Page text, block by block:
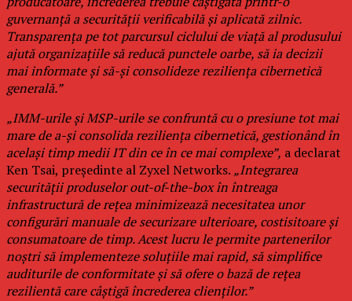
guvernanță a securității verificabilă și aplicată zilnic.
Transparența pe tot parcursul ciclului de viață al produsului
ajută organizațiile să reducă punctele oarbe, să ia decizii
mai informate și să-și consolideze reziliența cibernetică
generală.”
„IMM-urile și MSP-urile se confruntă cu o presiune tot mai
mare de a-și consolida reziliența cibernetică, gestionând în
același timp medii IT din ce în ce mai complexe”, a declarat
Ken Tsai, președinte al Zyxel Networks. „Integrarea
securității produselor out-of-the-box în întreaga
infrastructură de rețea minimizează necesitatea unor
configurări manuale de securizare ulterioare, costisitoare și
consumatoare de timp. Acest lucru le permite partenerilor
noștri să implementeze soluțiile mai rapid, să simplifice
auditurile de conformitate și să ofere o bază de rețea
rezilientă care câștigă încrederea clienților.”